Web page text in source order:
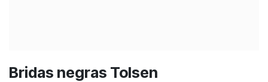
Bridas negras Tolsen